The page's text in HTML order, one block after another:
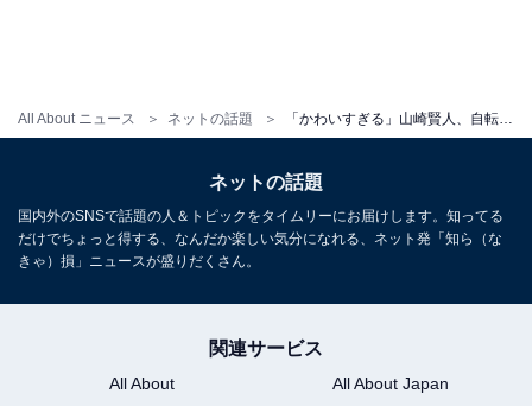
All About ニュース ネットの話題
ネットの話題
国内外のSNSで話題の人＆トピックをタイムリーにお届けします。知ってる
だけでちょっと得する、なんだか楽しい気分になれる、ネット発「知ら（な
きゃ）損」ニュースが盛りだくさん。
関連サービス
All About
All About Japan